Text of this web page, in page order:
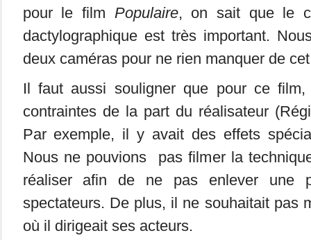
pour le film Populaire, on sait que le
dactylographique est très important.
deux caméras pour ne rien manquer de
Il faut aussi souligner que pour ce
contraintes de la part du réalisateur
Par exemple, il y avait des effets
Nous ne pouvions pas filmer la
réaliser afin de ne pas enlever une
spectateurs. De plus, il ne souhaitait pas
où il dirigeait ses acteurs.